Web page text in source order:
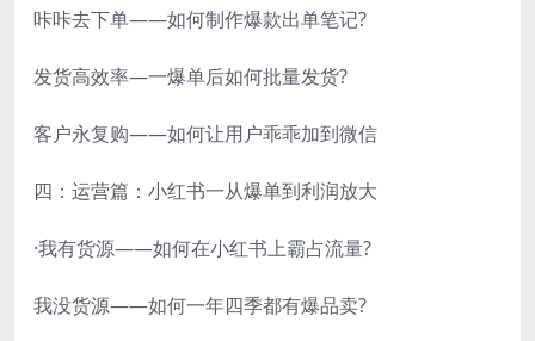
咔咔去下单——如何制作爆款出单笔记?
发货高效率—一爆单后如何批量发货?
客户永复购——如何让用户乖乖加到微信
四：运营篇：小红书一从爆单到利润放大
·我有货源——如何在小红书上霸占流量?
我没货源——如何一年四季都有爆品卖?